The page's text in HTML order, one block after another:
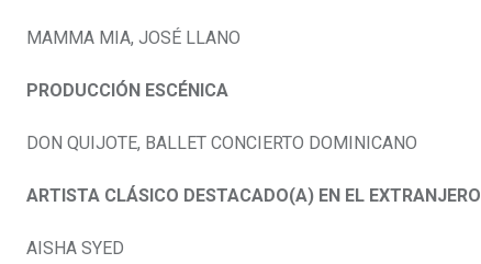
MAMMA MIA, JOSÉ LLANO
PRODUCCIÓN ESCÉNICA
DON QUIJOTE, BALLET CONCIERTO DOMINICANO
ARTISTA CLÁSICO DESTACADO(A) EN EL EXTRANJERO
AISHA SYED